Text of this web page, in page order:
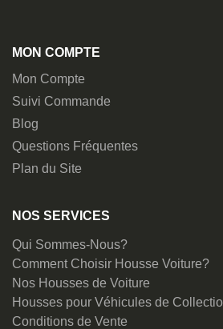
MON COMPTE
Mon Compte
Suivi Commande
Blog
Questions Fréquentes
Plan du Site
NOS SERVICES
Qui Sommes-Nous?
Comment Choisir Housse Voiture?
Nos Housses de Voiture
Housses pour Véhicules de
Conditions de Vente